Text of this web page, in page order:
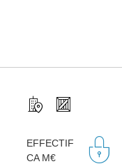
EFFECTIF
CA M€